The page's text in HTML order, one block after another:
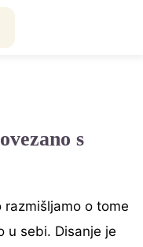
s
razmišljamo o tome
u sebi. Disanje je